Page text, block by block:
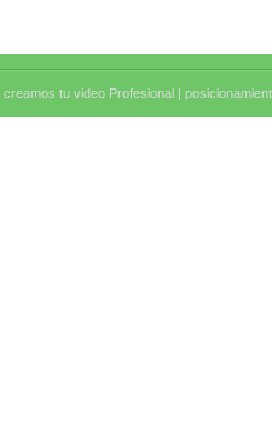
creamos tu video Profesional |